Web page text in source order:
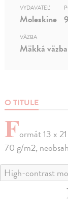
O TITULE
Formát 13 x
70 g/m2,
VYDAVATEĽ
Moleskine
VÄZBA
Mäkká
High-contrast